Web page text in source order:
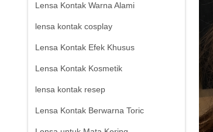
Lensa Kontak Warna Alami
lensa kontak cosplay
Lensa Kontak Efek Khusus
Lensa Kontak Kosmetik
lensa kontak resep
Lensa Kontak Berwarna Toric